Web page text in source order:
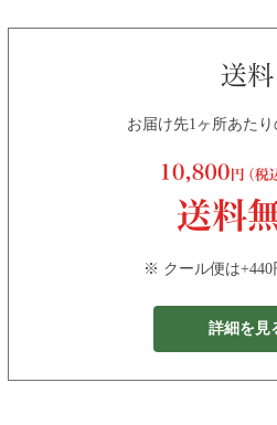
お届け先1ヶ所あた
※ クール便は+440
詳細を見